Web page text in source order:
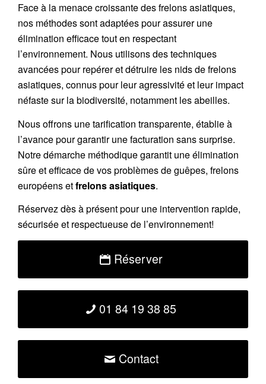
Face à la menace croissante des frelons asiatiques,
nos méthodes sont adaptées pour assurer une
élimination efficace tout en respectant
l’environnement. Nous utilisons des techniques
avancées pour repérer et détruire les nids defrelons
asiatiques, connus pour leur agressivité et leur impact
néfaste sur la biodiversité, notamment les abeilles.
Nous offrons unetarification transparente, établie à
l’avance pour garantir une facturation sans surprise.
Notre démarche méthodique garantit une élimination
sûre et efficace de vos problèmes de guêpes, frelons
européens etfrelons asiatiques.
Réservezdès à présent pour une intervention rapide,
sécurisée et respectueuse de l’environnement!
Réserver
01 84 19 38 85
Contact